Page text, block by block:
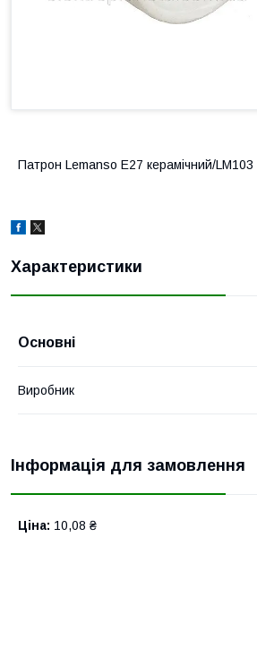
Патрон Lemanso E27 керамічний/LM103
Характеристики
Основні
Виробник
Інформація для замовлення
Ціна: 10,08 ₴